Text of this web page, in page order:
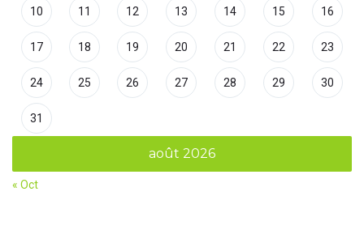
août 2026
10 11 12 13 14 15 16
17 18 19 20 21 22 23
24 25 26 27 28 29 30
31
« Oct